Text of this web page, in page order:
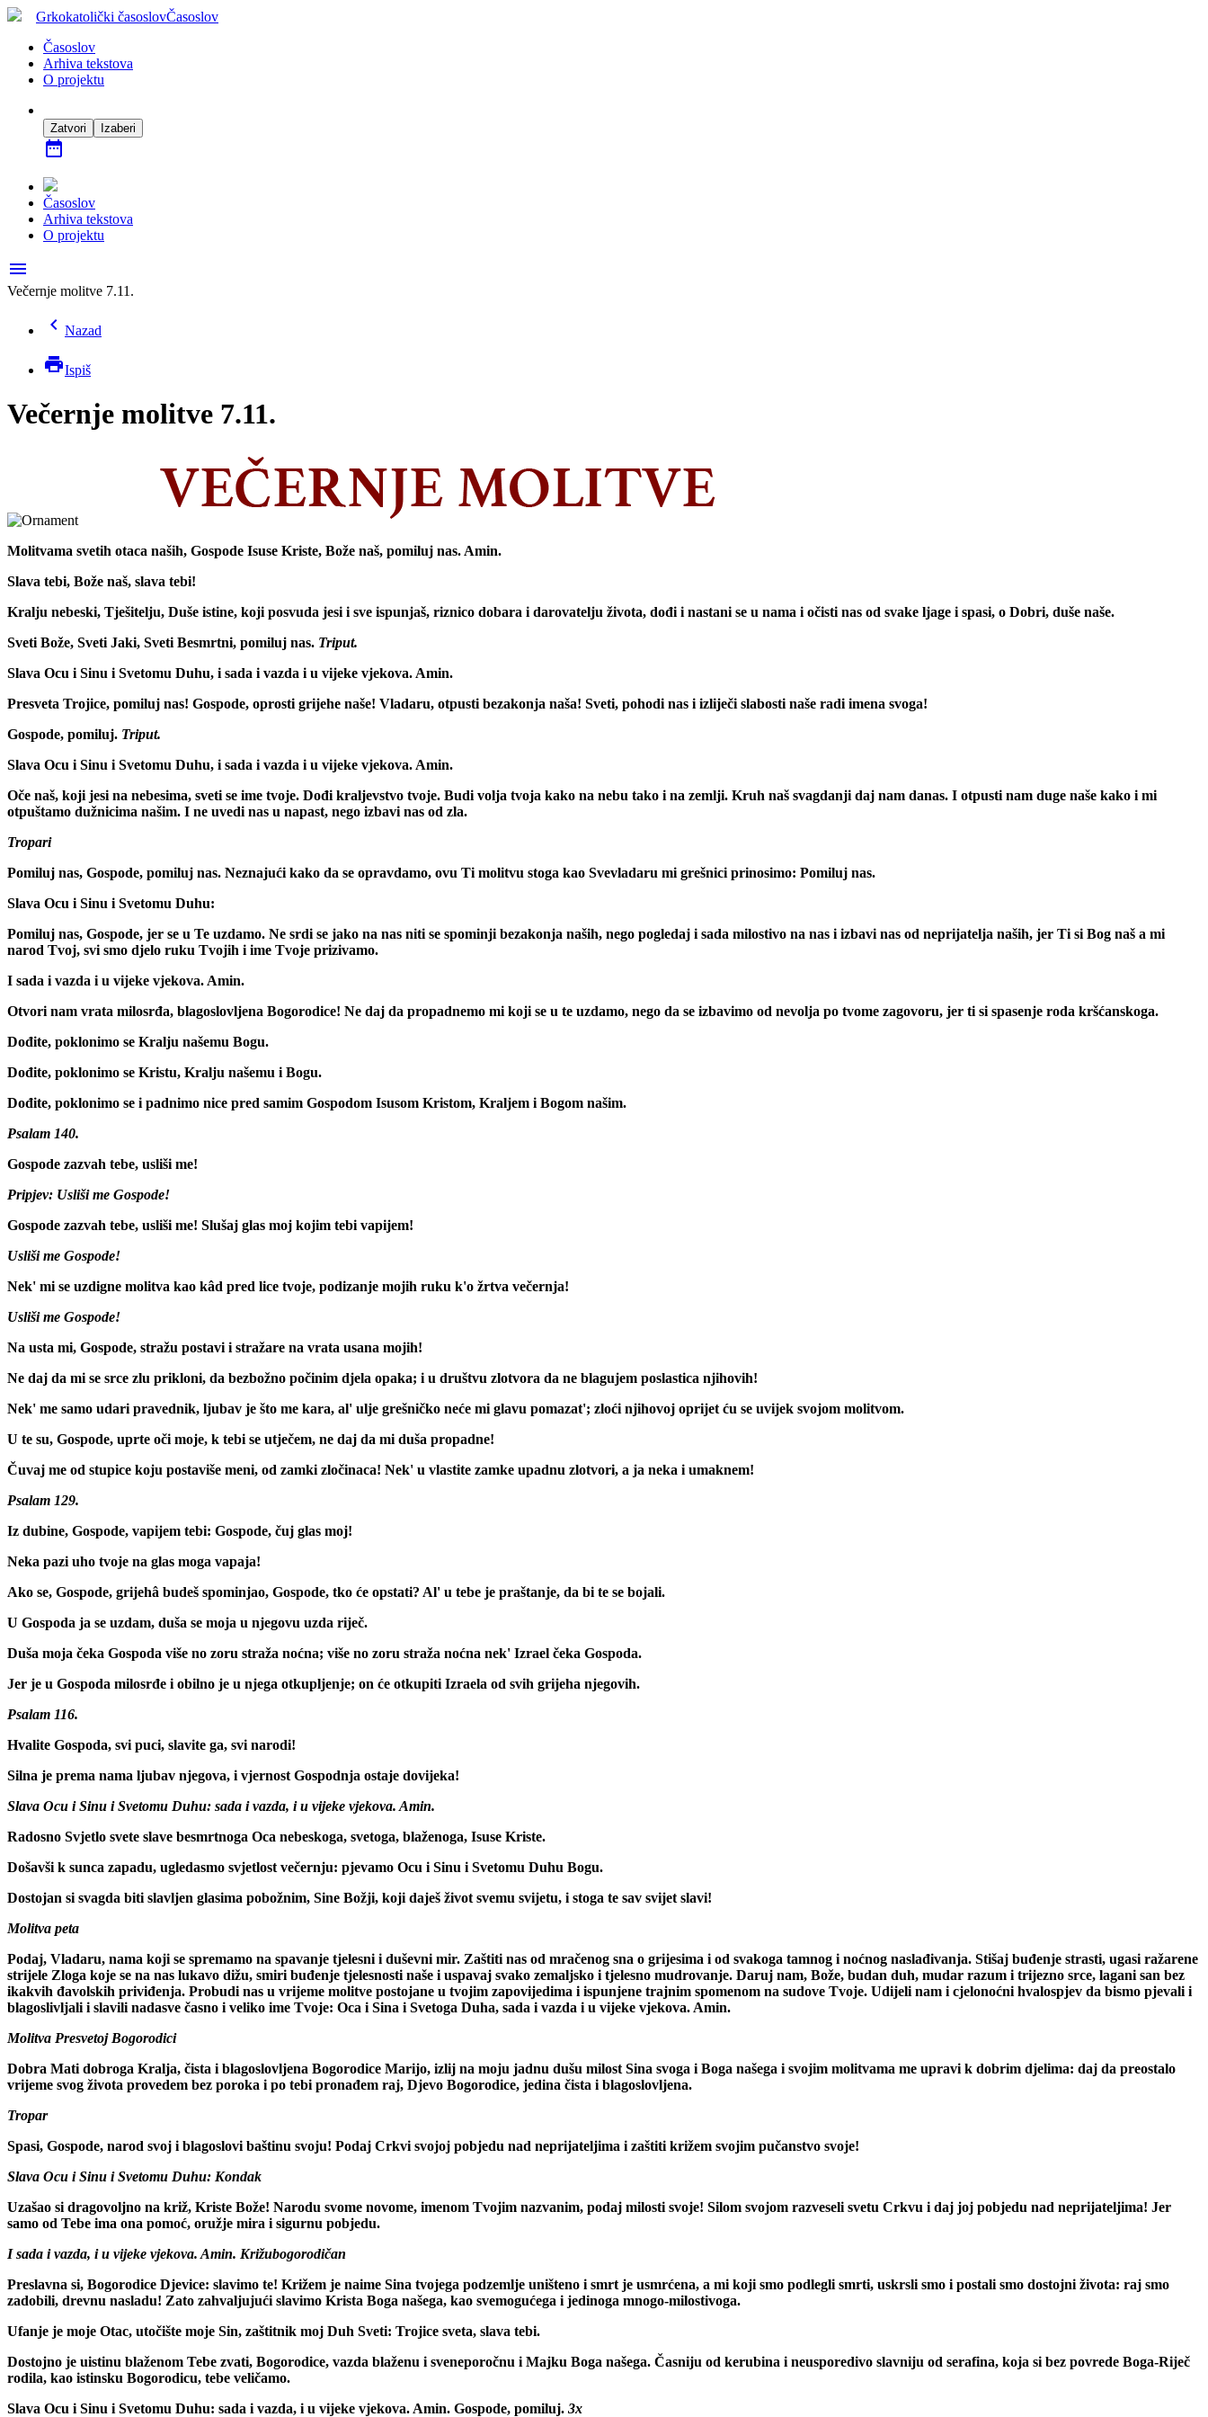
Grkokatolički časoslovČasoslov
Časoslov
Arhiva tekstova
O projektu
Zatvori Izaberi
date_range
Časoslov
Arhiva tekstova
O projektu
menu
Večernje molitve 7.11.
chevron_left Nazad
printIspiš
Večernje molitve 7.11.
Molitvama svetih otaca naših, Gospode Isuse Kriste, Bože naš, pomiluj nas. Amin.
Slava tebi, Bože naš, slava tebi!
Kralju nebeski, Tješitelju, Duše istine, koji posvuda jesi i sve ispunjaš, riznico dobara i darovatelju života, dođi i nastani se u nama i očisti nas od svake ljage i spasi, o Dobri, duše naše.
Sveti Bože, Sveti Jaki, Sveti Besmrtni, pomiluj nas. Triput.
Slava Ocu i Sinu i Svetomu Duhu, i sada i vazda i u vijeke vjekova. Amin.
Presveta Trojice, pomiluj nas! Gospode, oprosti grijehe naše! Vladaru, otpusti bezakonja naša! Sveti, pohodi nas i izliječi slabosti naše radi imena svoga!
Gospode, pomiluj. Triput.
Slava Ocu i Sinu i Svetomu Duhu, i sada i vazda i u vijeke vjekova. Amin.
Oče naš, koji jesi na nebesima, sveti se ime tvoje. Dođi kraljevstvo tvoje. Budi volja tvoja kako na nebu tako i na zemlji. Kruh naš svagdanji daj nam danas. I otpusti nam duge naše kako i mi
otpuštamo dužnicima našim. I ne uvedi nas u napast, nego izbavi nas od zla.
Tropari
Pomiluj nas, Gospode, pomiluj nas. Neznajući kako da se opravdamo, ovu Ti molitvu stoga kao Svevladaru mi grešnici prinosimo: Pomiluj nas.
Slava Ocu i Sinu i Svetomu Duhu:
Pomiluj nas, Gospode, jer se u Te uzdamo. Ne srdi se jako na nas niti se spominji bezakonja naših, nego pogledaj i sada milostivo na nas i izbavi nas od neprijatelja naših, jer Ti si Bog naš a mi
narod Tvoj, svi smo djelo ruku Tvojih i ime Tvoje prizivamo.
I sada i vazda i u vijeke vjekova. Amin.
Otvori nam vrata milosrđa, blagoslovljena Bogorodice! Ne daj da propadnemo mi koji se u te uzdamo, nego da se izbavimo od nevolja po tvome zagovoru, jer ti si spasenje roda kršćanskoga.
Dođite, poklonimo se Kralju našemu Bogu.
Dođite, poklonimo se Kristu, Kralju našemu i Bogu.
Dođite, poklonimo se i padnimo nice pred samim Gospodom Isusom Kristom, Kraljem i Bogom našim.
Psalam 140.
Gospode zazvah tebe, usliši me!
Pripjev: Usliši me Gospode!
Gospode zazvah tebe, usliši me! Slušaj glas moj kojim tebi vapijem!
Usliši me Gospode!
Nek' mi se uzdigne molitva kao kâd pred lice tvoje, podizanje mojih ruku k'o žrtva večernja!
Usliši me Gospode!
Na usta mi, Gospode, stražu postavi i stražare na vrata usana mojih!
Ne daj da mi se srce zlu prikloni, da bezbožno počinim djela opaka; i u društvu zlotvora da ne blagujem poslastica njihovih!
Nek' me samo udari pravednik, ljubav je što me kara, al' ulje grešničko neće mi glavu pomazat'; zloći njihovoj oprijet ću se uvijek svojom molitvom.
U te su, Gospode, uprte oči moje, k tebi se utječem, ne daj da mi duša propadne!
Čuvaj me od stupice koju postaviše meni, od zamki zločinaca! Nek' u vlastite zamke upadnu zlotvori, a ja neka i umaknem!
Psalam 129.
Iz dubine, Gospode, vapijem tebi: Gospode, čuj glas moj!
Neka pazi uho tvoje na glas moga vapaja!
Ako se, Gospode, grijehâ budeš spominjao, Gospode, tko će opstati? Al' u tebe je praštanje, da bi te se bojali.
U Gospoda ja se uzdam, duša se moja u njegovu uzda riječ.
Duša moja čeka Gospoda više no zoru straža noćna; više no zoru straža noćna nek' Izrael čeka Gospoda.
Jer je u Gospoda milosrđe i obilno je u njega otkupljenje; on će otkupiti Izraela od svih grijeha njegovih.
Psalam 116.
Hvalite Gospoda, svi puci, slavite ga, svi narodi!
Silna je prema nama ljubav njegova, i vjernost Gospodnja ostaje dovijeka!
Slava Ocu i Sinu i Svetomu Duhu: sada i vazda, i u vijeke vjekova. Amin.
Radosno Svjetlo svete slave besmrtnoga Oca nebeskoga, svetoga, blaženoga, Isuse Kriste.
Došavši k sunca zapadu, ugledasmo svjetlost večernju: pjevamo Ocu i Sinu i Svetomu Duhu Bogu.
Dostojan si svagda biti slavljen glasima pobožnim, Sine Božji, koji daješ život svemu svijetu, i stoga te sav svijet slavi!
Molitva peta
Podaj, Vladaru, nama koji se spremamo na spavanje tjelesni i duševni mir. Zaštiti nas od mračenog sna o grijesima i od svakoga tamnog i noćnog naslađivanja. Stišaj buđenje strasti, ugasi ražarene
strijele Zloga koje se na nas lukavo dižu, smiri buđenje tjelesnosti naše i uspavaj svako zemaljsko i tjelesno mudrovanje. Daruj nam, Bože, budan duh, mudar razum i trijezno srce, lagani san bez
ikakvih đavolskih priviđenja. Probudi nas u vrijeme molitve postojane u tvojim zapovijedima i ispunjene trajnim spomenom na sudove Tvoje. Udijeli nam i cjelonoćni hvalospjev da bismo pjevali i
blagoslivljali i slavili nadasve časno i veliko ime Tvoje: Oca i Sina i Svetoga Duha, sada i vazda i u vijeke vjekova. Amin.
Molitva Presvetoj Bogorodici
Dobra Mati dobroga Kralja, čista i blagoslovljena Bogorodice Marijo, izlij na moju jadnu dušu milost Sina svoga i Boga našega i svojim molitvama me upravi k dobrim djelima: daj da preostalo
vrijeme svog života provedem bez poroka i po tebi pronađem raj, Djevo Bogorodice, jedina čista i blagoslovljena.
Tropar
Spasi, Gospode, narod svoj i blagoslovi baštinu svoju! Podaj Crkvi svojoj pobjedu nad neprijateljima i zaštiti križem svojim pučanstvo svoje!
Slava Ocu i Sinu i Svetomu Duhu: Kondak
Uzašao si dragovoljno na križ, Kriste Bože! Narodu svome novome, imenom Tvojim nazvanim, podaj milosti svoje! Silom svojom razveseli svetu Crkvu i daj joj pobjedu nad neprijateljima! Jer
samo od Tebe ima ona pomoć, oružje mira i sigurnu pobjedu.
I sada i vazda, i u vijeke vjekova. Amin. Križubogorodičan
Preslavna si, Bogorodice Djevice: slavimo te! Križem je naime Sina tvojega podzemlje uništeno i smrt je usmrćena, a mi koji smo podlegli smrti, uskrsli smo i postali smo dostojni života: raj smo
zadobili, drevnu nasladu! Zato zahvaljujući slavimo Krista Boga našega, kao svemogućega i jedinoga mnogo-milostivoga.
Ufanje je moje Otac, utočište moje Sin, zaštitnik moj Duh Sveti: Trojice sveta, slava tebi.
Dostojno je uistinu blaženom Tebe zvati, Bogorodice, vazda blaženu i sveneporočnu i Majku Boga našega. Časniju od kerubina i neusporedivo slavniju od serafina, koja si bez povrede Boga-Riječ
rodila, kao istinsku Bogorodicu, tebe veličamo.
Slava Ocu i Sinu i Svetomu Duhu: sada i vazda, i u vijeke vjekova. Amin. Gospode, pomiluj. 3x